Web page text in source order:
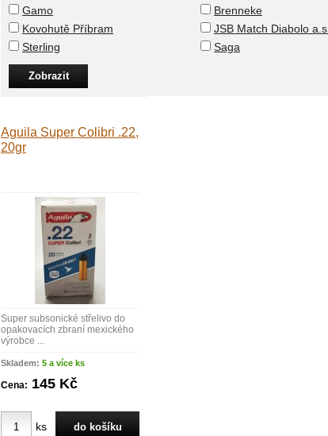
Gamo
Brenneke
Kovohutě Příbram
JSB Match Diabolo a.s.
Sterling
Saga
Aguila Super Colibri .22,
20gr
Super subsonické střelivo do
opakovacích zbraní mexického
výrobce ...
Skladem: 5 a více ks
Cena: 145 Kč
ks